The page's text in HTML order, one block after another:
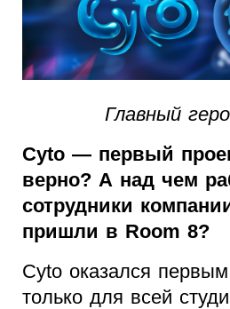
Главный
Cyto — первый
верно? А над чем
сотрудники
пришли в Room 8?
Cyto оказался
только для всей